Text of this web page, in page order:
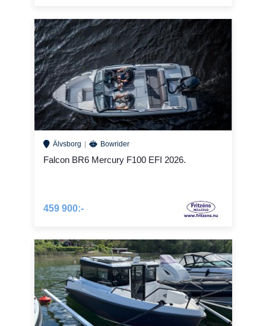
Älvsborg Bowrider
Falcon BR6 Mercury F100 EFI 2026.
459 900:-